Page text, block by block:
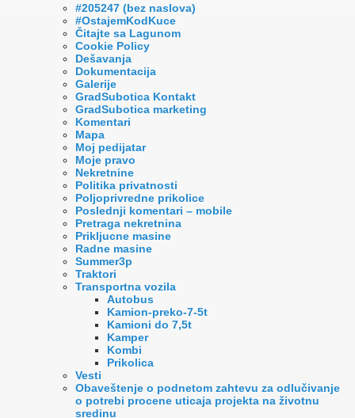
#205247 (bez naslova)
#OstajemKodKuce
Čitajte sa Lagunom
Cookie Policy
Dešavanja
Dokumentacija
Galerije
GradSubotica Kontakt
GradSubotica marketing
Komentari
Mapa
Moj pedijatar
Moje pravo
Nekretnine
Politika privatnosti
Poljoprivredne prikolice
Poslednji komentari – mobile
Pretraga nekretnina
Prikljucne masine
Radne masine
Summer3p
Traktori
Transportna vozila
Autobus
Kamion-preko-7-5t
Kamioni do 7,5t
Kamper
Kombi
Prikolica
Vesti
Оbaveštenje o podnetom zahtevu za odlučivanje
o potrebi procene uticaja projekta na životnu
sredinu